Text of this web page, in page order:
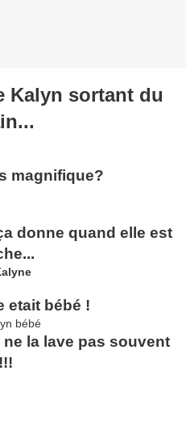
Kalyn sortant du
magnifique?
donne quand elle est
etait bébé !
la lave pas souvent
!!!